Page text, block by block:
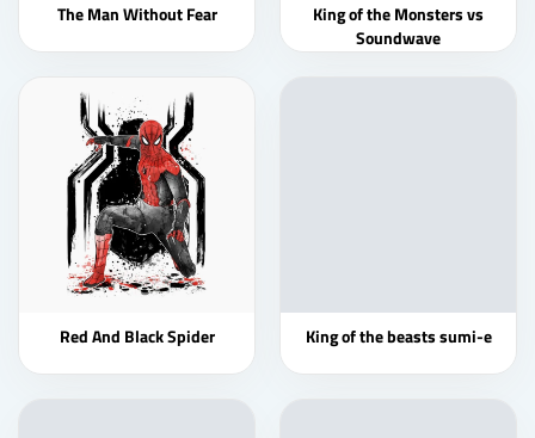
The Man Without Fear
King of the Monsters vs
Soundwave
Red And Black Spider King of the beasts sumi-e